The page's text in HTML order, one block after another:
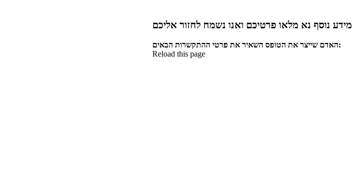
נוסף נא מלאו פרטיכם ואנו נשמח לחזור אליכם
האדם שייצר את הטופס השאיר את פרטי ההתקשרות הבאים:
Reload this page